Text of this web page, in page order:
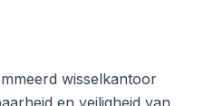
wisselkantoor
en veiligheid van